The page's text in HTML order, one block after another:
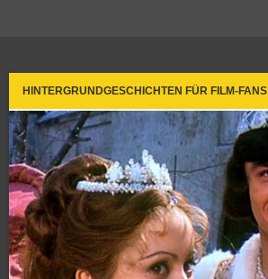
HINTERGRUNDGESCHICHTEN FÜR FILM-FANS